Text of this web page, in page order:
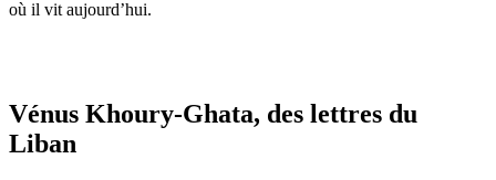
où il vit aujourd’hui.
Vénus Khoury-Ghata, des lettres du
Liban